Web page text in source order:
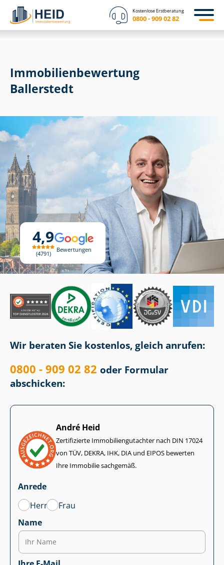
Kostenlose Erstberatung
0800 - 909 02 82
4,9
4791
Bewertungen
Immobilien­bewertung
Ballerstedt
Wir beraten Sie kostenlos, gleich anrufen:
0800 - 909 02 82 oder Formular
abschicken:
André Heid
Zertifizierte Im­mo­bi­li­en­gut­ach­ter nach DIN 17024
von TÜV, DEKRA, IHK, DIA und EIPOS bewerten
Ihre Immobilie sachgemäß.
Anrede
Herr
Frau
Name